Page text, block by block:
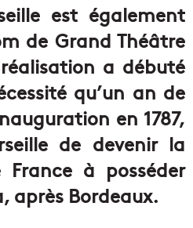
est également
de Grand Théâtre
a débuté
qu’un an de
en 1787,
de devenir la
à posséder
après Bordeaux.